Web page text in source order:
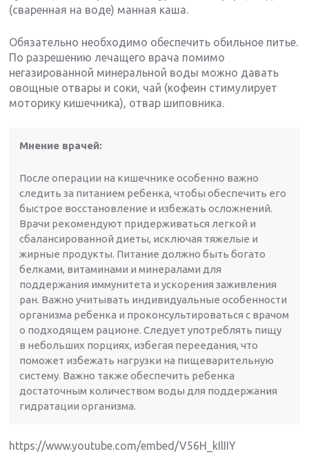
(сваренная на воде) манная каша.
Обязательно необходимо обеспечить обильное питье.
По разрешению лечащего врача помимо
негазированной минеральной воды можно давать
овощные отвары и соки, чай (кофеин стимулирует
моторику кишечника), отвар шиповника.
Мнение врачей:
После операции на кишечнике особенно важно
следить за питанием ребенка, чтобы обеспечить его
быстрое восстановление и избежать осложнений.
Врачи рекомендуют придерживаться легкой и
сбалансированной диеты, исключая тяжелые и
жирные продукты. Питание должно быть богато
белками, витаминами и минералами для
поддержания иммунитета и ускорения заживления
ран. Важно учитывать индивидуальные особенности
организма ребенка и проконсультироваться с врачом
о подходящем рационе. Следует употреблять пищу
в небольших порциях, избегая переедания, что
поможет избежать нагрузки на пищеварительную
систему. Важно также обеспечить ребенка
достаточным количеством воды для поддержания
гидратации организма.
https://www.youtube.com/embed/V56H_kIlIIY